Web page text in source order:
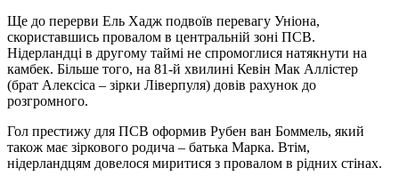
Ще до перерви Ель Хадж подвоїв перевагу Уніона,
скориставшись провалом в центральній зоні ПСВ.
Нідерландці в другому таймі не спромоглися натякнути на
камбек. Більше того, на 81-й хвилині Кевін Мак Аллістер
(брат Алексіса – зірки Ліверпуля) довів рахунок до
розгромного.
Гол престижу для ПСВ оформив Рубен ван Боммель, який
також має зіркового родича – батька Марка. Втім,
нідерландцям довелося миритися з провалом в рідних стінах.